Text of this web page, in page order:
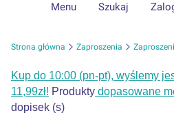
Menu Szukaj
Strona główna Zaproszenia
Kup do 10:00 (pn-pt), wyślemy
11,99zł! Produkty dopasowane
dopisek (s)